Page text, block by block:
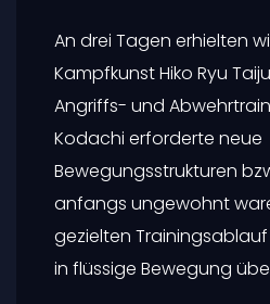
An drei Tagen erhielten
Kampfkunst Hiko Ryu
Angriffs- und
Kodachi erforderte neue
Bewegungsstrukturen
anfangs ungewohnt
gezielten
in flüssige Bewegung